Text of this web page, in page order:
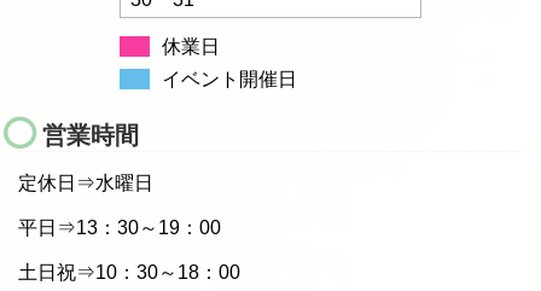
休業日
イベント開催日
営業時間
定休日⇒水曜日
平日⇒13：30～19：00
土日祝⇒10：30～18：00